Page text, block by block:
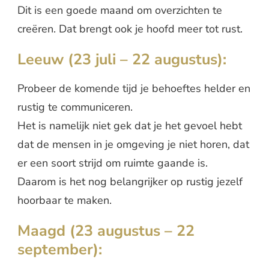
Dit is een goede maand om overzichten te
creëren. Dat brengt ook je hoofd meer tot rust.
Leeuw (23 juli – 22 augustus):
Probeer de komende tijd je behoeftes helder en
rustig te communiceren.
Het is namelijk niet gek dat je het gevoel hebt
dat de mensen in je omgeving je niet horen, dat
er een soort strijd om ruimte gaande is.
Daarom is het nog belangrijker op rustig jezelf
hoorbaar te maken.
Maagd (23 augustus – 22
september):